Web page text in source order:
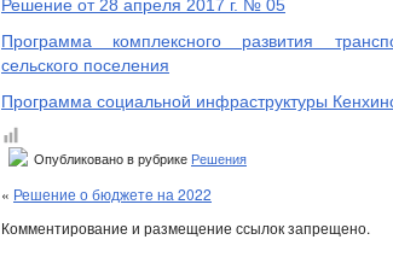
Решение от 28 апреля 2017 г. № 05
Программа комплексного развития
сельского поселения
Программа социальной инфраструктуры
Опубликовано в рубрике Решения
« Решение о бюджете на 2022
Комментирование и размещение ссылок запрещено.